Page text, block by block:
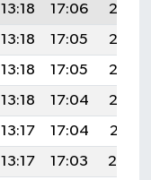
13:18 17:06
20:16
13:18 17:05
20:15
13:18 17:05
20:13
13:18 17:04
20:12
13:17 17:04
20:11
13:17 17:03
20:10